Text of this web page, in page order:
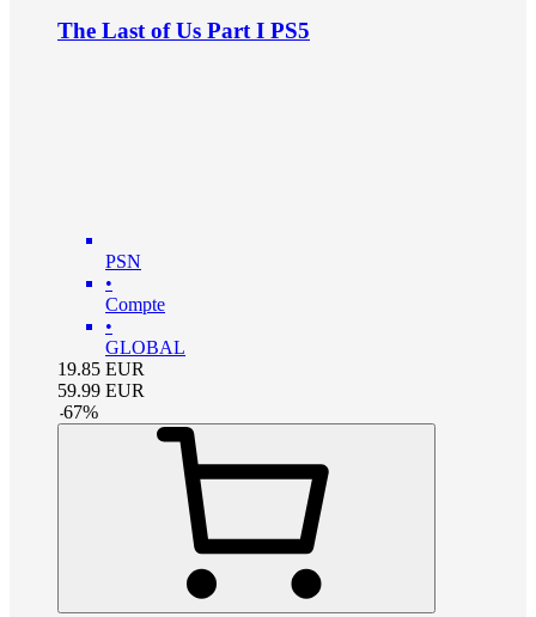
The Last of Us Part I PS5
PSN
•
Compte
•
GLOBAL
19.85 EUR
59.99 EUR
-67%